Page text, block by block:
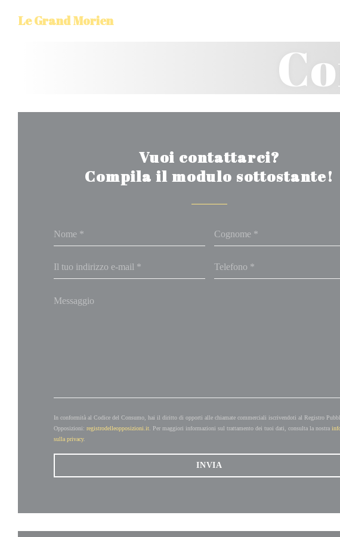
Le Grand Morien
Vuoi contattarci?
Compila il modulo sottostante!
In conformità al Codice del Consumo, hai il diritto di opporti alle chiamate commerciali iscrivendoti al Registro
Opposizioni: registrodelleopposizioni.it . Per maggiori informazioni sul trattamento dei tuoi dati, consulta la nostra
sulla privacy.